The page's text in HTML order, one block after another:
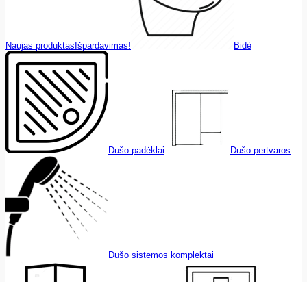
Naujas produktas Išpardavimas! Bidė
Dušo padėklai Dušo pertvaros
Dušo sistemos komplektai